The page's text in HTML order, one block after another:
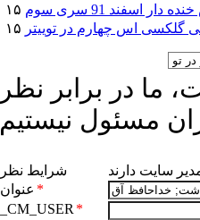
اسفند 91 سری سوم
اس چهارم در توییتر
در برابر نظر
مسئول نیستیم
شرایط نظر
سایت دارند
عنوان *
_CM_USER *